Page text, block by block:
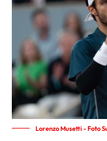
Lorenzo Musetti - Foto